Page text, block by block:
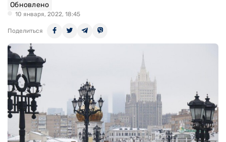
Обновлено
10 января, 2022, 18:45
Поделиться